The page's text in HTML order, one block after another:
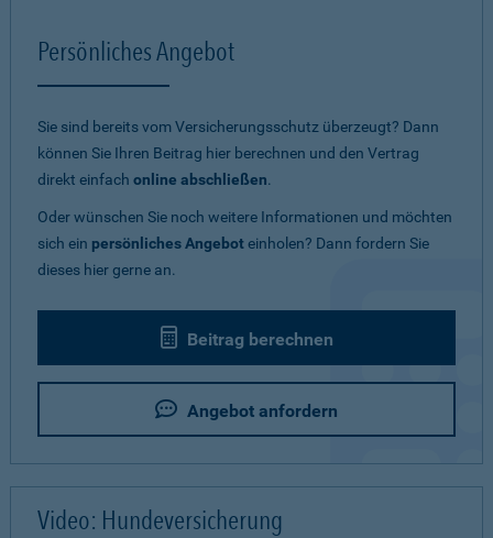
Persönliches Angebot
Sie sind bereits vom Versicherungsschutz überzeugt? Dann
können Sie Ihren Beitrag hier berechnen und den Vertrag
direkt einfach online abschließen.
Oder wünschen Sie noch weitere Informationen und möchten
sich ein persönliches Angeboteinholen? Dann fordern Sie
dieses hier gerne an.
Beitrag berechnen
Angebot anfordern
Video: Hundeversicherung